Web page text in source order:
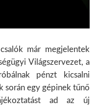
már megjelentek
Világszervezet, a
pénzt kicsalni
során egy gépinek tűnő
ad az új